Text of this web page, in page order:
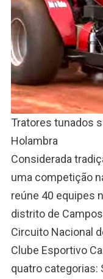
Tratores tunados
Holambra
Considerada
uma competição
reúne 40 equipes
distrito de
Circuito Nacional
Clube Esportivo
quatro categorias: